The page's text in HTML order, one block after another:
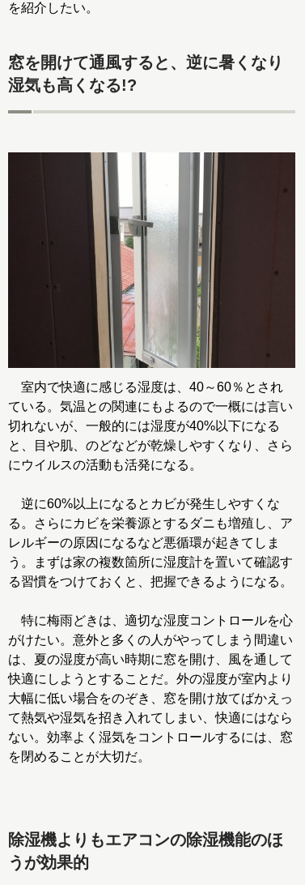
を紹介したい。
窓を開けて通風すると、逆に暑くなり
湿気も高くなる!?
室内で快適に感じる湿度は、40～60％とされ
ている。気温との関連にもよるので一概には言い
切れないが、一般的には湿度が40%以下になる
と、目や肌、のどなどが乾燥しやすくなり、さら
にウイルスの活動も活発になる。
逆に60%以上になるとカビが発生しやすくな
る。さらにカビを栄養源とするダニも増殖し、ア
レルギーの原因になるなど悪循環が起きてしま
う。まずは家の複数箇所に湿度計を置いて確認す
る習慣をつけておくと、把握できるようになる。
特に梅雨どきは、適切な湿度コントロールを心
がけたい。意外と多くの人がやってしまう間違い
は、夏の湿度が高い時期に窓を開け、風を通して
快適にしようとすることだ。外の湿度が室内より
大幅に低い場合をのぞき、窓を開け放てばかえっ
て熱気や湿気を招き入れてしまい、快適にはなら
ない。効率よく湿気をコントロールするには、窓
を閉めることが大切だ。
除湿機よりもエアコンの除湿機能のほ
うが効果的